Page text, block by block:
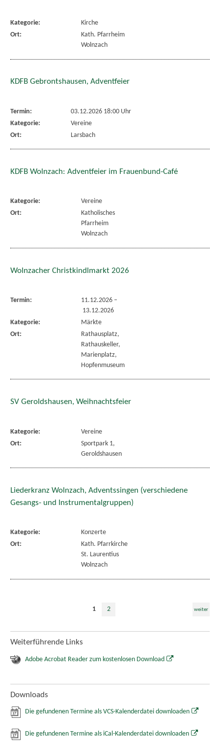
Kategorie:
Kirche
Ort:
Kath. Pfarrheim
Wolnzach
KDFB Gebrontshausen, Adventfeier
Termin:
03.12.2026 18:00 Uhr
Kategorie:
Vereine
Ort:
Larsbach
KDFB Wolnzach: Adventfeier im Frauenbund-Café
Kategorie:
Vereine
Ort:
Katholisches
Pfarrheim
Wolnzach
Wolnzacher Christkindlmarkt 2026
Termin: 11.12.2026–
13.12.2026
Kategorie:
Märkte
Ort:
Rathausplatz,
Rathauskeller,
Marienplatz,
Hopfenmuseum
SV Geroldshausen, Weihnachtsfeier
Kategorie:
Vereine
Ort:
Sportpark 1,
Geroldshausen
Liederkranz Wolnzach, Adventssingen (verschiedene
Gesangs- und Instrumentalgruppen)
Kategorie:
Konzerte
Ort:
Kath. Pfarrkirche
St. Laurentius
Wolnzach
1 2 weiter
Weiterführende Links
Adobe Acrobat Reader zum kostenlosen Download
Downloads
Die gefundenen Termine als VCS-Kalenderdatei downloaden
Die gefundenen Termine als iCal-Kalenderdatei downloaden